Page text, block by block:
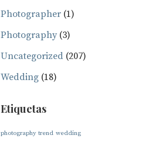
Photographer(1)
Photography(3)
Uncategorized(207)
Wedding(18)
Etiquetas
photography trend wedding